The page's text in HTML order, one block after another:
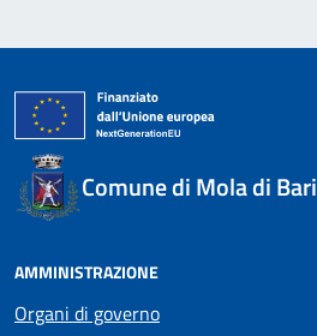
Comune di Mola di Bari
AMMINISTRAZIONE
Organi di governo